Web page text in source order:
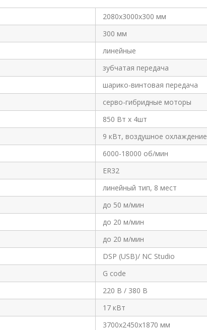
2080х3000х300 мм
300 мм
линейные
зубчатая передача
шарико-винтовая передача
серво-гибридные моторы
850 Вт х 4шт
9 кВт, воздушное охлаждение
6000-18000 об/мин
ER32
линейный тип, 8 мест
до 50 м/мин
до 20 м/мин
до 20 м/мин
DSP (USB)/ NC Studio
G code
220 В / 380 В
17 кВт
3700х2450х1870 мм